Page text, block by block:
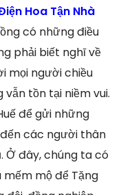
Hoa Tận Nhà
có những điều
phải biết nghĩ về
mọi người chiều
tồn tại niềm vui.
để gửi những
các người thân
Ở đây, chúng ta có
mộ để Tặng